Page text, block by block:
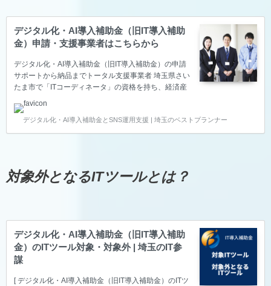
デジタル化・AI導入補助金（旧IT導入補助
金）申請・支援事業者はこちらから
デジタル化・AI導入補助金（旧IT導入補助金）の申請
サポートから納品までトータル支援事業者 埼玉県さい
たま市で「ITコーディネータ」の資格を持ち、経済産
るベストプランナー合同会社は、中小企業の生産性向
上をITで叶えるため、デジタル化・AI導入補助金（旧
IT導入補助金）の申請サポート～納品～報告までのト
的にZoom等のWeb会議でお話を聞きながらご提案い
デジタル化・AI導入補助金とSNS運用支援 | 埼玉のベストプランナー
対象外となるITツールとは？
デジタル化・AI導入補助金（旧IT導入補助
金）のITツール対象・対象外 | 埼玉のIT参
謀
[ デジタル化・AI導入補助金（旧IT導入補助金）のITツ